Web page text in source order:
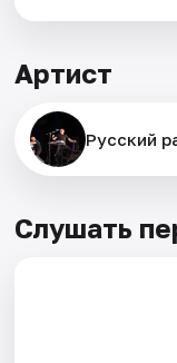
Артист
Русский
Слушать